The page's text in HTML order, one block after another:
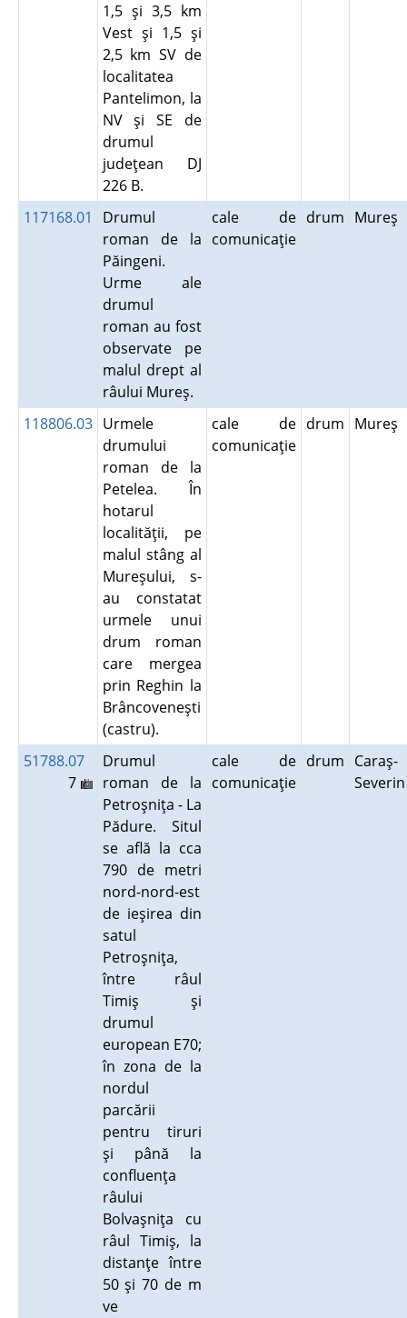
1,5 şi 3,5 km
Vest şi 1,5 şi
2,5 km SV de
localitatea
Pantelimon, la
NV şi SE de
drumul
judeţean DJ
226 B.
117168.01
Drumul
roman de la
Păingeni.
Urme ale
drumul
roman au fost
observate pe
malul drept al
râului Mureş.
cale de
comunicaţie
drum Mureş
118806.03 Urmele
drumului
roman de la
Petelea. În
hotarul
localităţii, pe
malul stâng al
Mureşului, s-
au constatat
urmele unui
drum roman
care mergea
prin Reghin la
Brâncoveneşti
(castru).
cale de
comunicaţie
drum Mureş
51788.07
7
Drumul
roman de la
Petroşniţa - La
Pădure. Situl
se află la cca
790 de metri
nord-nord-est
de ieşirea din
satul
Petroşniţa,
între râul
Timiş şi
drumul
european E70;
în zona de la
nordul
parcării
pentru tiruri
şi până la
confluenţa
râului
Bolvaşniţa cu
râul Timiş, la
distanţe între
50 şi 70 de m
ve
cale de
comunicaţie
drum Caraş-